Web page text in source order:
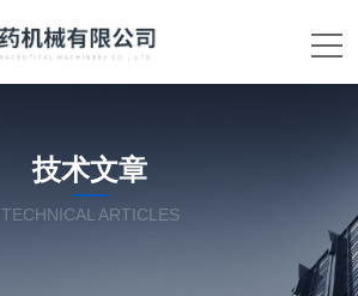
技术文章
TECHNICAL ARTICLES